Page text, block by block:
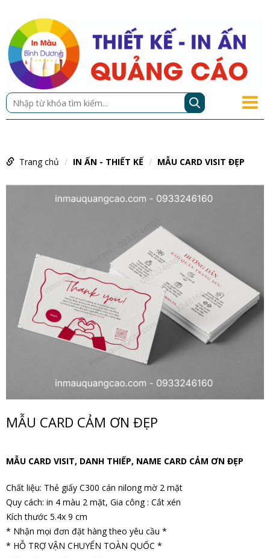
Trang chủ IN ẤN - THIẾT KẾ MẪU CARD VISIT ĐẸP
MẪU CARD CẢM ƠN ĐẸP
MẪU CARD VISIT, DANH THIẾP, NAME CARD CẢM ƠN ĐẸP
Chất liệu: Thẻ giấy C300 cán nilong mờ 2 mặt
Quy cách: in 4 màu 2 mặt, Gia công : Cắt xén
Kích thước 5.4x 9 cm
* Nhận mọi đơn đặt hàng theo yêu cầu *
* HỖ TRỢ VẬN CHUYỂN TOÀN QUỐC *